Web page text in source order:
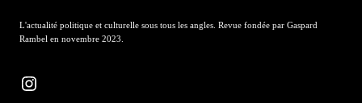
L'actualité politique et culturelle sous tous les angles. Revue fondée par Gaspard
Rambel en novembre 2023.
Instagram